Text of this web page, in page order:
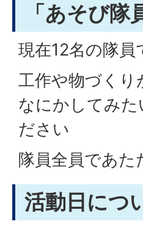
「あそび隊
現在12名の隊
工作や物づく
なにかしてみ
ださい
隊員全員であ
活動日につ